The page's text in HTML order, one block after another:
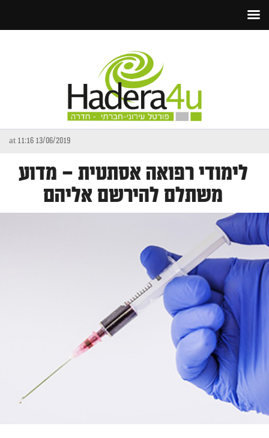
13/06/2019 at 11:16
לימודי רפואה אסתטית – מדוע
משתלם להירשם אליהם